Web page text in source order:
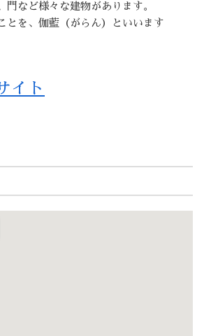
など様々な建物があります。
を、伽藍（がらん）といいます
イト